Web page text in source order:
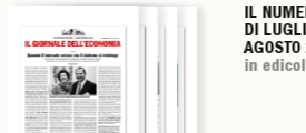
IL
DI
in
IL
DI
in
IL
DI
in
IL
DI
in